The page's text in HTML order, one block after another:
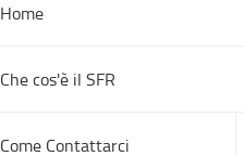
Home
Che cos'è il SFR
Come Contattarci